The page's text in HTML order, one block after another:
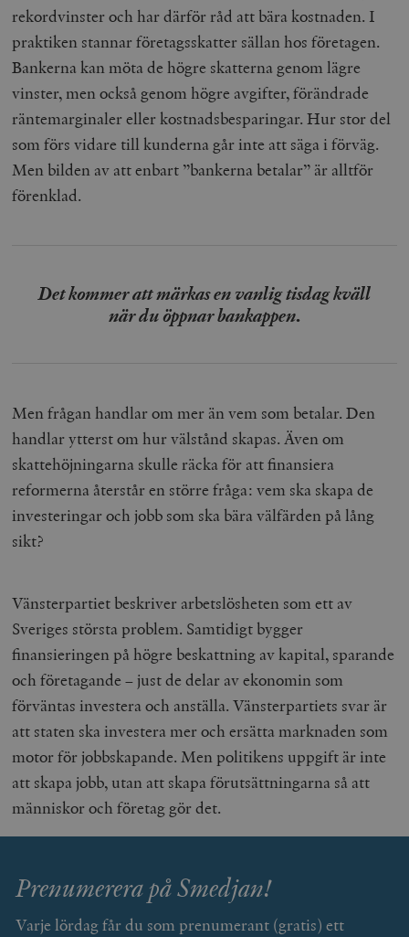
rekordvinster och har därför råd att bära kostnaden. I
praktiken stannar företagsskatter sällan hos företagen.
Bankerna kan möta de högre skatterna genom lägre
vinster, men också genom högre avgifter, förändrade
räntemarginaler eller kostnadsbesparingar. Hur stor del
som förs vidare till kunderna går inte att säga i förväg.
Men bilden av att enbart ”bankerna betalar” är alltför
förenklad.
Det kommer att märkas en vanlig tisdag kväll
när du öppnar bankappen.
Men frågan handlar om mer än vem som betalar. Den
handlar ytterst om hur välstånd skapas. Även om
skattehöjningarna skulle räcka för att finansiera
reformerna återstår en större fråga: vem ska skapa de
investeringar och jobb som ska bära välfärden på lång
sikt?
Vänsterpartiet beskriver arbetslösheten som ett av
Sveriges största problem. Samtidigt bygger
finansieringen på högre beskattning av kapital, sparande
och företagande – just de delar av ekonomin som
förväntas investera och anställa. Vänsterpartiets svar är
att staten ska investera mer och ersätta marknaden som
motor för jobbskapande. Men politikens uppgift är inte
att skapa jobb, utan att skapa förutsättningarna så att
människor och företag gör det.
Prenumerera på Smedjan!
Varje lördag får du som prenumerant (gratis) ett